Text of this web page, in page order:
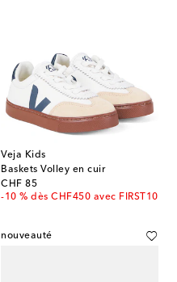
Veja Kids
Baskets Volley en cuir
CHF 85
original price
-10 % dès CHF450 avec FIRST10
nouveauté